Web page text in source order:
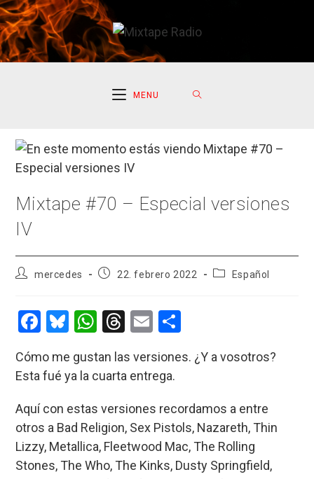
Ir
al
contenido
MENU
Mixtape #70 – Especial versiones
IV
Autor
entrada:
mercedes
Publicación
entrada:
22. febrero 2022
Categoría
Español
F
ce
b
o
o
k
Bl
es
ky
W
at
s
A
p
p
T
e
a
d
s
E
ail m
ar
tir
Cómo me gustan las versiones. ¿Y a vosotros?
Esta fué ya la cuarta entrega.
Aquí con estas versiones recordamos a entre
otros a Bad Religion, Sex Pistols, Nazareth, Thin
Lizzy, Metallica, Fleetwood Mac, The Rolling
Stones, The Who, The Kinks, Dusty Springfield,